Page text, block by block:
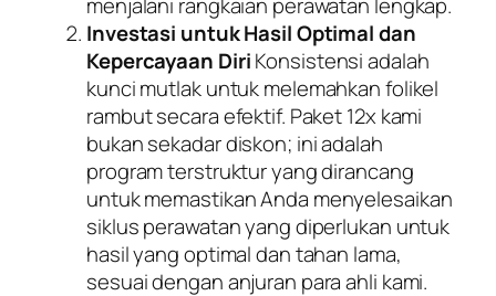
Investasi untuk Hasil Optimal dan
Kepercayaan DiriKonsistensi adalah
kunci mutlak untuk melemahkan folikel
rambut secara efektif. Paket 12x kami
bukan sekadar diskon; ini adalah
program terstruktur yang dirancang
untuk memastikan Anda menyelesaikan
siklus perawatan yang diperlukan untuk
hasil yang optimal dan tahan lama,
sesuai dengan anjuran para ahli kami.